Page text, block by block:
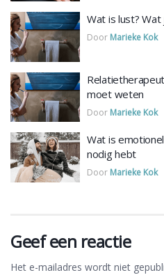
Wat is lust?
Door Marieke Kok
moet weten
Door Marieke Kok
Wat is
nodig hebt
Door Marieke Kok
Geef een reactie
Het e-mailadres wordt niet